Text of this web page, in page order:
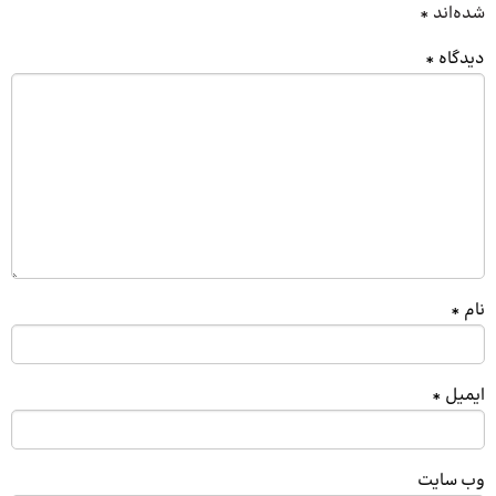
شده‌اند *
دیدگاه *
نام *
ایمیل *
وب‌ سایت